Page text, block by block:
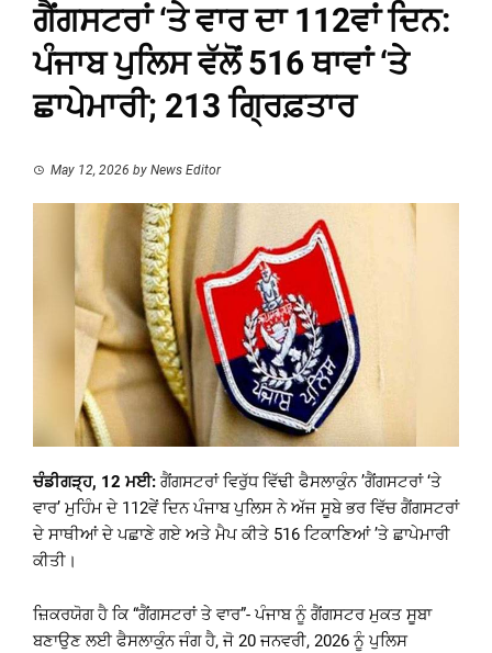
ਗੈਂਗਸਟਰਾਂ ‘ਤੇ ਵਾਰ ਦਾ 112ਵਾਂ ਦਿਨ:
ਪੰਜਾਬ ਪੁਲਿਸ ਵੱਲੋਂ 516 ਥਾਵਾਂ ‘ਤੇ
ਛਾਪੇਮਾਰੀ; 213 ਗ੍ਰਿਫ਼ਤਾਰ
May 12, 2026 by News Editor
ਚੰਡੀਗੜ੍ਹ, 12 ਮਈ: ਗੈਂਗਸਟਰਾਂ ਵਿਰੁੱਧ ਵਿੱਢੀ ਫੈਸਲਾਕੁੰਨ ’ਗੈਂਗਸਟਰਾਂ ‘ਤੇ
ਵਾਰ’ ਮੁਹਿੰਮ ਦੇ 112ਵੇਂ ਦਿਨ ਪੰਜਾਬ ਪੁਲਿਸ ਨੇ ਅੱਜ ਸੂਬੇ ਭਰ ਵਿੱਚ ਗੈਂਗਸਟਰਾਂ
ਦੇ ਸਾਥੀਆਂ ਦੇ ਪਛਾਣੇ ਗਏ ਅਤੇ ਮੈਪ ਕੀਤੇ 516 ਟਿਕਾਣਿਆਂ ’ਤੇ ਛਾਪੇਮਾਰੀ
ਕੀਤੀ।
ਜ਼ਿਕਰਯੋਗ ਹੈ ਕਿ “ਗੈਂਗਸਟਰਾਂ ਤੇ ਵਾਰ”- ਪੰਜਾਬ ਨੂੰ ਗੈਂਗਸਟਰ ਮੁਕਤ ਸੂਬਾ
ਬਣਾਉਣ ਲਈ ਫੈਸਲਾਕੁੰਨ ਜੰਗ ਹੈ, ਜੋ 20 ਜਨਵਰੀ, 2026 ਨੂੰ ਪੁਲਿਸ